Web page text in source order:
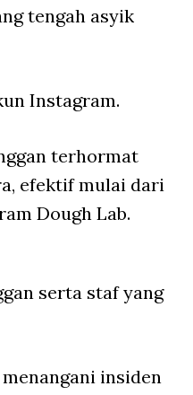
tengah asyik
Instagram.
terhormat
efektif mulai dari
Dough Lab.
serta staf yang
insiden